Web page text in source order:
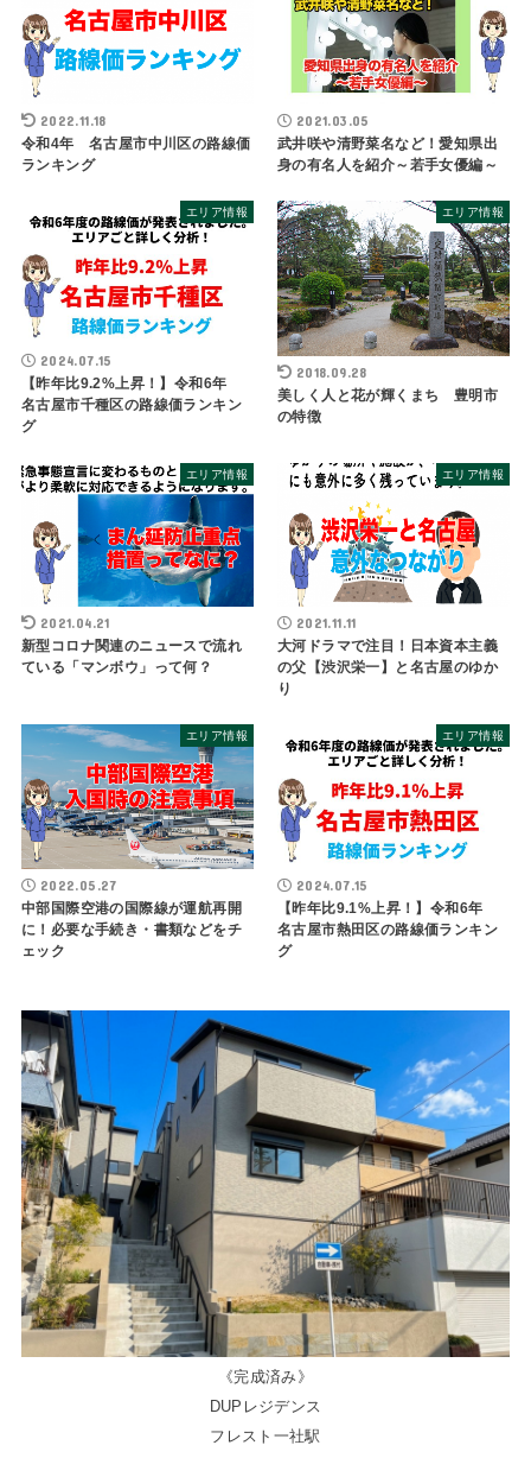
2022.11.18
令和4年 名古屋市中川区の路線価
ランキング
2021.03.05
武井咲や清野菜名など！愛知県出
身の有名人を紹介～若手女優編～
エリア情報
2024.07.15
【昨年比9.2%上昇！】令和6年
名古屋市千種区の路線価ランキン
グ
エリア情報
2018.09.28
美しく人と花が輝くまち 豊明市
の特徴
エリア情報
2021.04.21
新型コロナ関連のニュースで流れ
ている「マンボウ」って何？
エリア情報
2021.11.11
大河ドラマで注目！日本資本主義
の父【渋沢栄一】と名古屋のゆか
り
エリア情報
2022.05.27
中部国際空港の国際線が運航再開
に！必要な手続き・書類などをチ
ェック
エリア情報
2024.07.15
【昨年比9.1%上昇！】令和6年
名古屋市熱田区の路線価ランキン
グ
《完成済み》
DUPレジデンス
フレスト一社駅